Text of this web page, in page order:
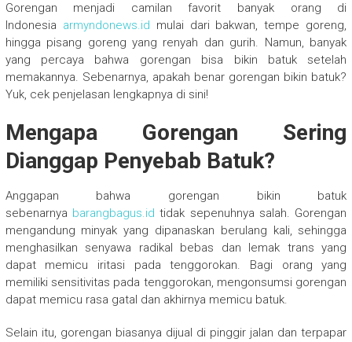
Gorengan menjadi camilan favorit banyak orang di
Indonesia armyndonews.id mulai dari bakwan, tempe goreng,
hingga pisang goreng yang renyah dan gurih. Namun, banyak
yang percaya bahwa gorengan bisa bikin batuk setelah
memakannya. Sebenarnya, apakah benar gorengan bikin batuk?
Yuk, cek penjelasan lengkapnya di sini!
Mengapa Gorengan Sering
Dianggap Penyebab Batuk?
Anggapan bahwa gorengan bikin batuk
sebenarnya barangbagus.id tidak sepenuhnya salah. Gorengan
mengandung minyak yang dipanaskan berulang kali, sehingga
menghasilkan senyawa radikal bebas dan lemak trans yang
dapat memicu iritasi pada tenggorokan. Bagi orang yang
memiliki sensitivitas pada tenggorokan, mengonsumsi gorengan
dapat memicu rasa gatal dan akhirnya memicu batuk.
Selain itu, gorengan biasanya dijual di pinggir jalan dan terpapar